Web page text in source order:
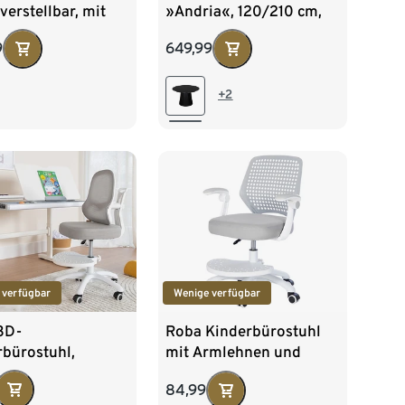
mit
komplett
»Andria«, 120/210 cm,
schwarz
649,99
+2
verfügbar
mit Fußbrett
Wenige verfügbar
Roba Kinderbürostuhl
mit Armlehnen und
Fußbrett
84,99